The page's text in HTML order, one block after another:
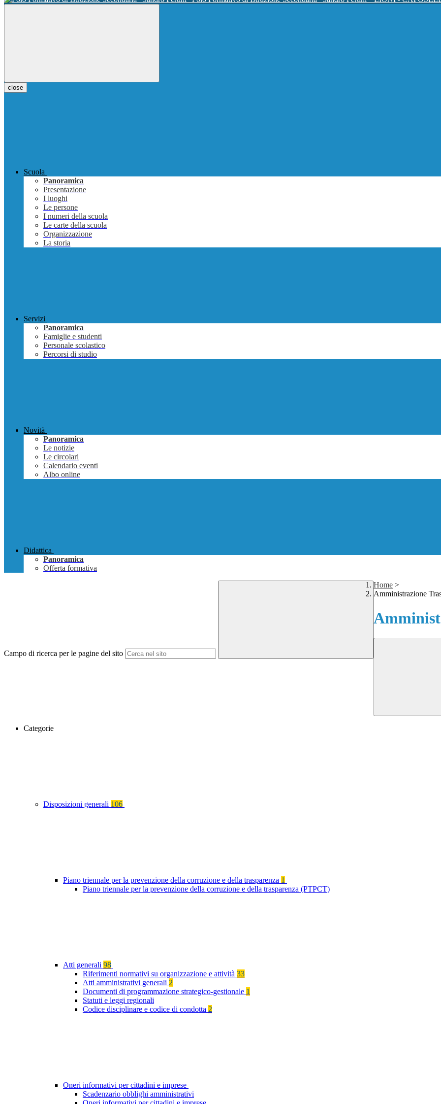
close
Scuola
Panoramica
Presentazione
I luoghi
Le persone
I numeri della scuola
Le carte della scuola
Organizzazione
La storia
Servizi
Panoramica
Famiglie e studenti
Personale scolastico
Percorsi di studio
Novità
Panoramica
Le notizie
Le circolari
Calendario eventi
Albo online
Didattica
Panoramica
Offerta formativa
Campo di ricerca per le pagine del sito
Home >
Amministrazione
Categorie
Disposizioni generali 106
Piano triennale per la prevenzione della corruzione e della trasparenza 1
Piano triennale per la prevenzione della corruzione e della trasparenza (PTPCT)
Atti generali 98
Riferimenti normativi su organizzazione e attività 33
Atti amministrativi generali 2
Documenti di programmazione strategico-gestionale 1
Statuti e leggi regionali
Codice disciplinare e codice di condotta 2
Oneri informativi per cittadini e imprese
Scadenzario obblighi amministrativi